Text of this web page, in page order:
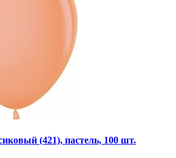
(421), пастель, 100 шт.